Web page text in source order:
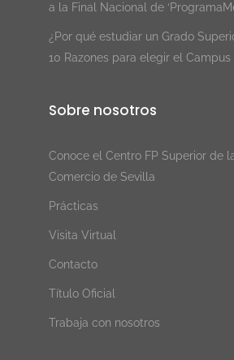
a la Final Nacional de
¿Por qué estudiar un Grado
10 Razones para elegir el Campus
Sobre nosotros
Conoce el Centro FP Superior de
Comercio de Sevilla
Prácticas
Visita Virtual
Contacto
Título Oficial
Trabaja con nosotros